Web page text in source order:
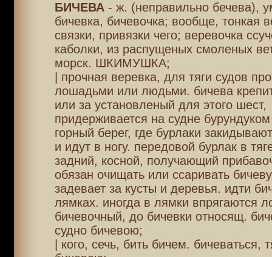
БИЧЕВА- ж. (неправильно бечева),
бичевка, бичевочка; вообще, тонкая
связки, привязки чего; веревочка
каболки, из распущеных смоленых
морск. ШКИМУШКА;
| прочная веревка, для тяги судов
лошадьми или людьми. бичева
или за установленый для этого шест,
придерживается на судне
горный берег, где бурлаки
и идут в ногу. передовой бурлак в
задний, косной, получающий
обязан очищать или ссаривать
задевает за кусты и деревья. идти
лямках. иногда в лямки впрягаются
бичевочный, до бичевки относящ.
судно бичевою;
| кого, сечь, бить бичем. бичеваться,